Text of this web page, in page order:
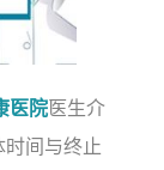
医院医生介
时间与终止